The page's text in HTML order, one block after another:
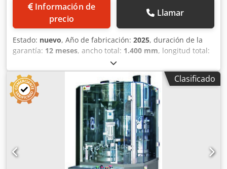
Información de
precio
Llamar
Estado: nuevo, Año de fabricación: 2025, duración de la
garantía: 12 meses, ancho total: 1.400 mm, longitud total:
2.000 mm
(distancia/tiempo):50 mm/min, Prensa rotativa de tabletas
SPT-TP500DH producción de sal Pantalla táctil, panel de
control PLC; HMI (interfaz hombre-máquina); SPT-TP 500
DH Número de estaciones 33 Herramientas estándar /
Herramientas estándar UE 1“(IPZ1”) Salida/Hora máx.
Salida/Hora máx.uds 180.000 Revoluciones / Números de
Rotación rpm 5-50 Tamaño máximo de tableta
redonda/redonda 30 Dkodpfx Aovu Uk Uonwjr Dimensión
máxima de la tableta mm 30 Profundidad de llenado máx.
Clasificado